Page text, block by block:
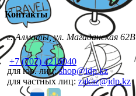
Контакты
г. Алматы, ул. Магаданская 62В
+7 (707) 4216040
для юр. лиц:shop@idp.kz
для частных лиц: zakaz@idp.kz